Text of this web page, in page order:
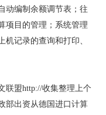
动编制余额调节表；往
项目的管理；系统管理
记录的查询和打印、
盟http://收集整理上个
部出资从德国进口计算